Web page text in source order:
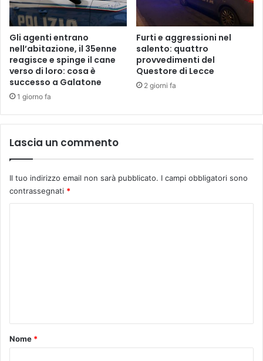
Gli agenti entrano
nell’abitazione, il 35enne
reagisce e spinge il cane
verso di loro: cosa è
successo a Galatone
1 giorno fa
Furti e aggressioni nel
salento: quattro
provvedimenti del
Questore di Lecce
2 giorni fa
Lascia un commento
Il tuo indirizzo email non sarà pubblicato. I campi obbligatori sono
contrassegnati *
o
Nome *